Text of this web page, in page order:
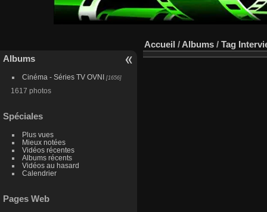
Albums
Cinéma - Séries TV OVNI [1656]
1617 photos
Spéciales
Plus vues
Mieux notées
Vidéos récentes
Albums récents
Vidéos au hasard
Calendrier
Pages Web
Accueil / Albums / Tag